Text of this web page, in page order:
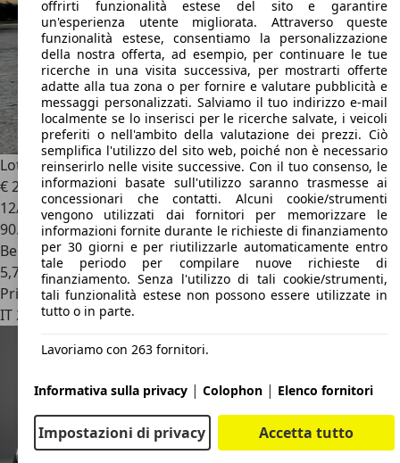
Lotus Elise1.8
€ 29.000
12/1997
90.000 km
Benzina
5,7 l/100 km (comb.)
Privato
IT 25048Edolo
offrirti funzionalità estese del sito e garantire
un'esperienza utente migliorata. Attraverso queste
funzionalità estese, consentiamo la personalizzazione
della nostra offerta, ad esempio, per continuare le tue
ricerche in una visita successiva, per mostrarti offerte
adatte alla tua zona o per fornire e valutare pubblicità e
messaggi personalizzati. Salviamo il tuo indirizzo e-mail
localmente se lo inserisci per le ricerche salvate, i veicoli
preferiti o nell'ambito della valutazione dei prezzi. Ciò
semplifica l'utilizzo del sito web, poiché non è necessario
reinserirlo nelle visite successive. Con il tuo consenso, le
informazioni basate sull'utilizzo saranno trasmesse ai
concessionari che contatti. Alcuni cookie/strumenti
vengono utilizzati dai fornitori per memorizzare le
informazioni fornite durante le richieste di finanziamento
per 30 giorni e per riutilizzarle automaticamente entro
tale periodo per compilare nuove richieste di
finanziamento. Senza l'utilizzo di tali cookie/strumenti,
tali funzionalità estese non possono essere utilizzate in
tutto o in parte.
Lavoriamo con 263 fornitori.
Informativa sulla privacy | Colophon | Elenco fornitori
Impostazioni di privacy Accetta tutto